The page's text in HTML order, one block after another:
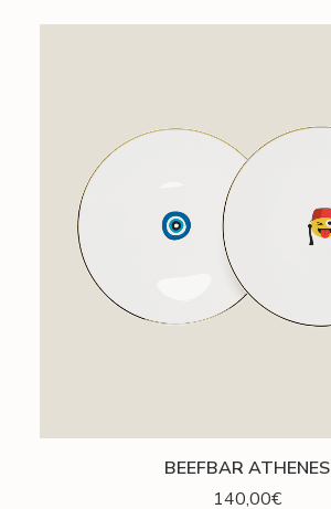
AJOUTER AU PANIER
BEEFBAR ATHENES
140,00€